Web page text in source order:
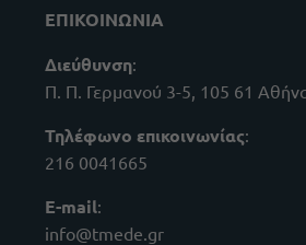
ΕΠΙΚΟΙΝΩΝΙΑ
Διεύθυνση:
Π. Π. Γερμανού 3-5, 105 61
Τηλέφωνο επικοινωνίας:
216 0041665
E-mail:
info@tmede.gr